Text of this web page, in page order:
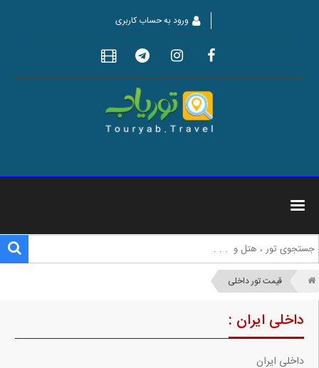
ورود به حساب کاربری
قیمت تور داخلی
داخلی ایران :
داخلی ایران